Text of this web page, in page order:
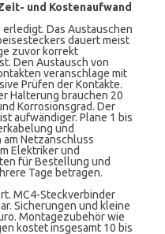
und Kostenaufwand
Das Austauschen
dauert meist
zuvor korrekt
Den Austausch von
veranschlage mit
Prüfen der Kontakte.
Halterung brauchen 20
Korrosionsgrad. Der
aufwändiger. Plane 1 bis
und
Netzanschluss
Elektriker und
für Bestellung und
Tage betragen.
MC4-Steckverbinder
Sicherungen und kleine
Montagezubehör wie
kostet insgesamt 10 bis